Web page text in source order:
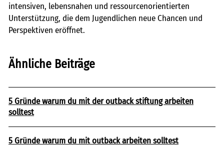
intensiven, lebensnahen und ressourcenorientierten
Unterstützung, die dem Jugendlichen neue Chancen und
Perspektiven eröffnet.
Ähnliche Beiträge
5 Gründe warum du mit der outback stiftung arbeiten
solltest
5 Gründe warum du mit outback arbeiten solltest